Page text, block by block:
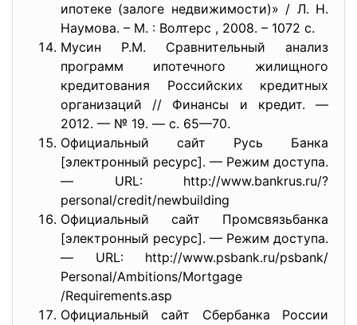
ипотеке (залоге недвижимости)» / Л. Н.
Наумова. – М. : Волтерс , 2008. – 1072 с.
Мусин Р.М. Сравнительный анализ
программ ипотечного жилищного
кредитования Российских кредитных
организаций // Финансы и кредит. —
2012. — № 19. — с. 65—70.
Официальный сайт Русь Банка
[электронный ресурс]. — Режим доступа.
— URL: http://www.bankrus.ru/?
personal/credit/newbuilding
Официальный сайт Промсвязьбанка
[электронный ресурс]. — Режим доступа.
— URL: http://www.psbank.ru/psbank/
Personal/Ambitions/Mortgage
/Requirements.asp
Официальный сайт Сбербанка России